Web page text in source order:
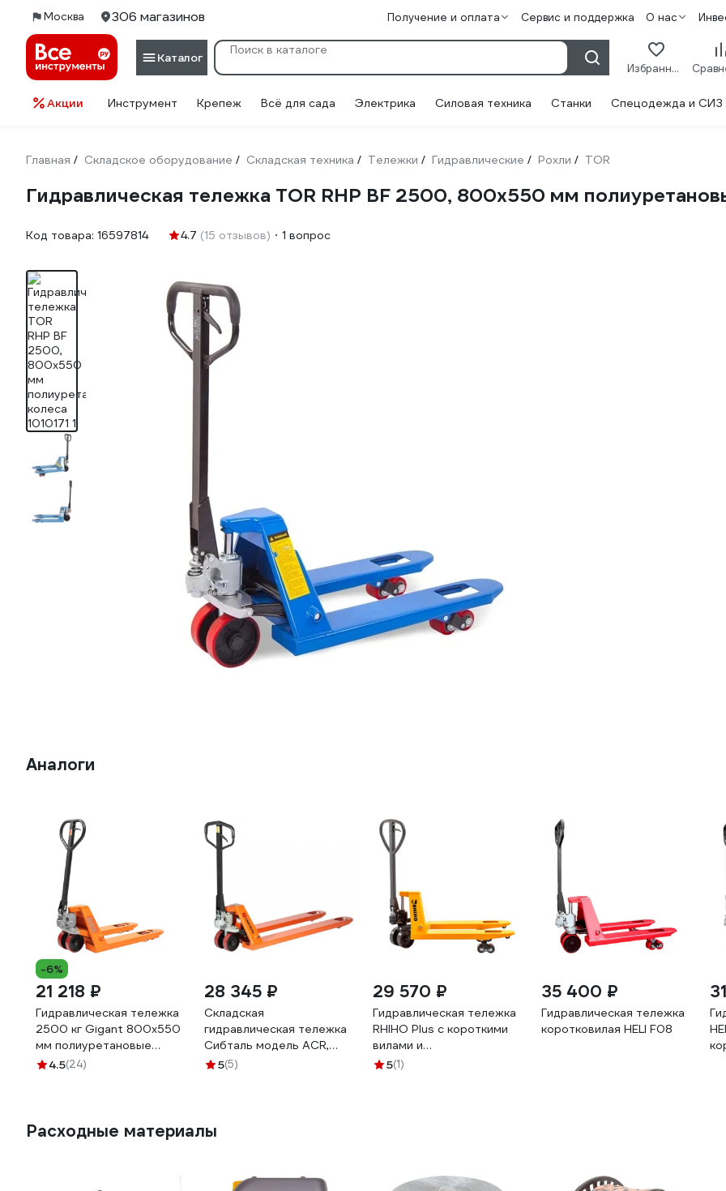
Москва 306 магазинов Получение и оплата Сервис и поддержка О нас
Каталог
Избранное
Акции Инструмент Крепеж Всё для сада Электрика Силовая техника Станки Спецодежда и СИЗ
Главная / Складское оборудование / Складская техника / Тележки / Гидравлические / Рохли / TOR
Гидравлическая тележка TOR RHP BF 2500, 800x550 мм
Код товара: 16597814 4.7 (15 отзывов) 1 вопрос
Аналоги
-6%
21 218 ₽
Гидравлическая тележка
2500 кг Gigant 800x550
мм полиуретановые
колеса JHPT2500-800-
4.5(24)
28 345 ₽
Складская
гидравлическая тележка
Сибталь модель ACR,
2500 кг, L 800 мм 070
5(5)
29 570 ₽
Гидравлическая тележка
RHIHO Plus с короткими
вилами и
полиуретановыми
5(1)
35 400 ₽
Гидравлическая тележка
коротковилая HELI F08
Расходные материалы